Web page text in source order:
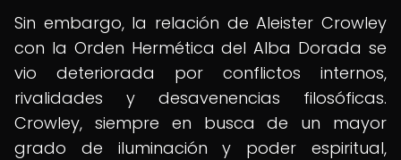
Sin embargo, la relación de Aleister Crowley
con la Orden Hermética del Alba Dorada se
vio deteriorada por conflictos internos,
rivalidades y desavenencias filosóficas.
Crowley, siempre en busca de un mayor
grado de iluminación y poder espiritual,